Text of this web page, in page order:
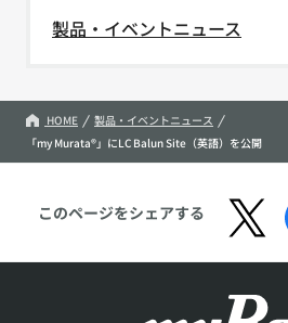
製品・イベントニュース
HOME
製品・イベントニュース
「my Murata®」にLC Balun Site（英語）を公開
このページをシェアする